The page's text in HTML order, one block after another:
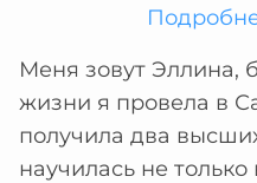
Меня зовут Эллина,
жизни я провела в
получила два
научилась не